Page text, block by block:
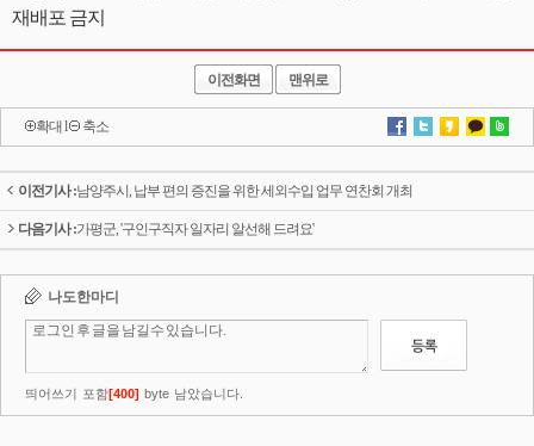
재배포 금지
이전화면 맨위로
확대l 축소
이전기사 :남양주시, 납부 편의 증진을 위한 세외수입 업무 연찬회 개최
다음기사 :가평군, '구인구직자 일자리 알선해 드려요'